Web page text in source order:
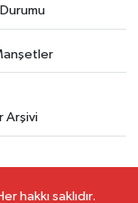
Arşivi
hakkı saklıdır.